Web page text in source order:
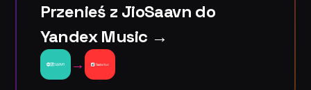
Przenieś z JioSaavn do
Yandex Music →
→